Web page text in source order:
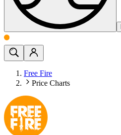
Free Fire
Price Charts